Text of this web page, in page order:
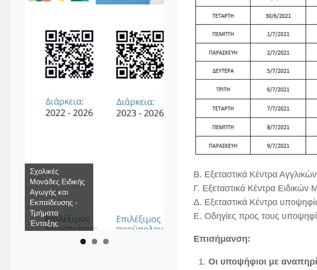
Β. Εξεταστικά Κέντρα Αγγλικών
Γ. Εξεταστικά Κέντρα
Δ. Εξεταστικά Κέντρα
Ε. Οδηγίες προς τους
Επισήμανση:
Οι υποψήφιοι με
Σχολικές
Μονάδες Ειδικής
Αγωγής και
Εκπαίδευσης -
Τμήματα
Ένταξης